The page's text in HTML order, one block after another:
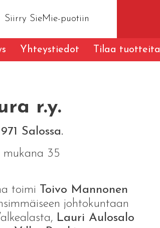
Siirry SieMie-puotiin
Yhteystiedot Tilaa tuotteita
r.y.
Salossa.
mukana 35
toimi Toivo Mannonen
johtokuntaan
Lauri Aulosalo